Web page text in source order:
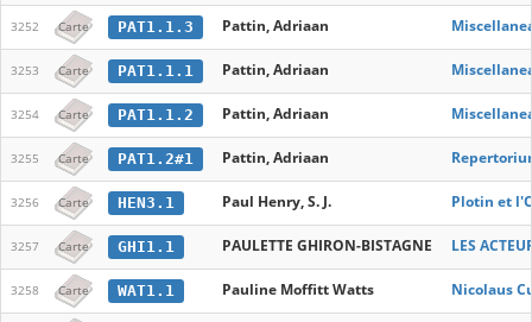
3252 Carte PAT1.1.3 Pattin, Adriaan
3253 Carte PAT1.1.1 Pattin, Adriaan
3254 Carte PAT1.1.2 Pattin, Adriaan
3255 Carte PAT1.2#1 Pattin, Adriaan
3256 Carte HEN3.1 Paul Henry, S. J. Plotin et
3257 Carte GHI1.1 PAULETTE GHIRON-BISTAGNE LES
3258 Carte WAT1.1 Pauline Moffitt Watts Nicolaus